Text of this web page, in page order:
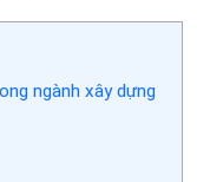
ngành xây dựng